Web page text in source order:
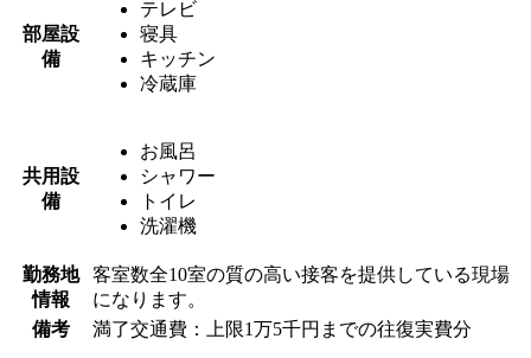
部屋設
備
テレビ
寝具
キッチン
冷蔵庫
共用設
備
お風呂
シャワー
トイレ
洗濯機
勤務地
情報
客室数全10室の質の高い接客を提供している現場
になります。
備考
満了交通費：上限1万5千円までの往復実費分